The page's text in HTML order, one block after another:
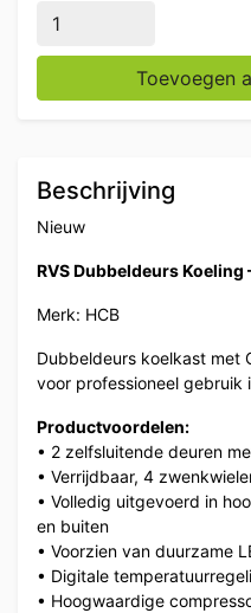
HCB RVS
Toevoegen
Beschrijving
Nieuw
RVS Dubbeldeurs
Merk: HCB
Dubbeldeurs koelkast met
voor professioneel gebruik
Productvoordelen:
• 2 zelfsluitende deuren
• Verrijdbaar, 4
• Volledig uitgevoerd in
en buiten
• Voorzien van duurzame
• Digitale
• Hoogwaardige